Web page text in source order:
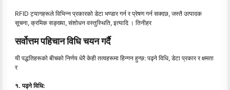
RFID ट्यागहरूले विभिन्न प्रकारको डेटा भण्डार गर्न र प्रेषण गर्न सक्दछ, जस्तै उत्पादक
सूचना, क्रमिक सङ्ख्या, संशोधन वस्तुस्थिति, इत्यादि । तिनीहर
सर्वोत्तम पहिचान विधि चयन गर्दै
यी पद्धतिहरूको बीचको निर्णय धेरै केही तत्वहरूमा हिन्गन हुन्छ: पढ्ने विधि, डेटा प्रकार र क्षमता
र
१. पढ्ने विधि: